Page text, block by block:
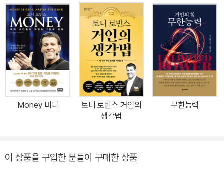
사회적 성공까지! 삶의 주체가 되어 분명한 목표를 세우고 성공 신화
를 창조하는 근본적인 방법을 배운다 《네 안에 잠든 거인을 깨워라》
는 로빈스의 자기계발 무기고에 들어갈 또 다른 심오하고 강력한 도
구다. 이 책은 사적으로나 공적으로나 내게 엄청난 활력과 통찰력의
원천이 되었다. _피터 구버, 전(前) 소니 픽처스 회장 최고의 경지에
서 끊임없이 개선하고 행동할 수 있는 사람만이 챔피언이 될 수 있다.
토니 로빈스는 남녀노소 누구라도 챔피언으로 길러낼 수 있는 ‘최고
의 코치’이다. _팻 라일리, 미국 프로농구(NBA) 명장 토니 로빈스는
면 진정으로 성공적인 삶을 살 수 있는지 그 확실한 방법을 제시하고
Money 머니
토니 로빈스 거인의
생각법
무한능력
이 상품을 구입한 분들이 구매한 상품